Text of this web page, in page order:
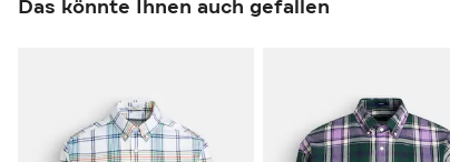
Das könnte Ihnen auch gefallen